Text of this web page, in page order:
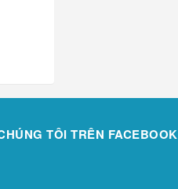
TÔI TRÊN FACEBOOK